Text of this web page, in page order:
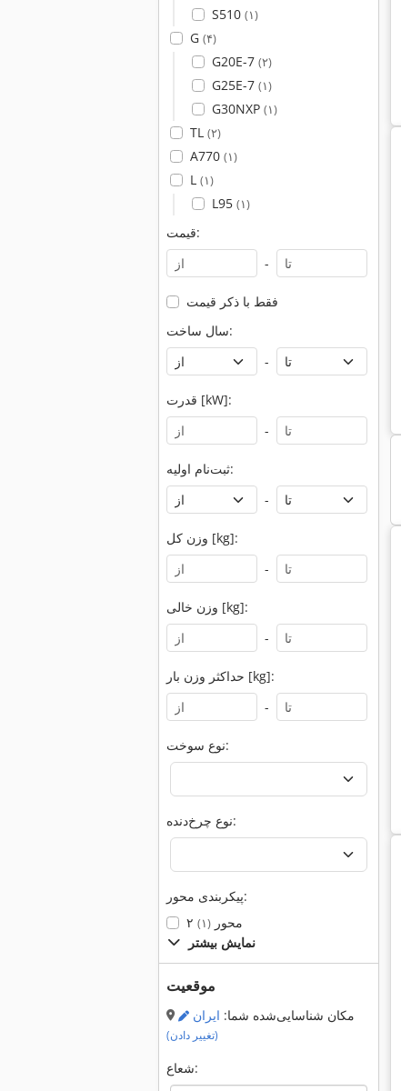
S510 (۱)
G (۴)
G20E-7 (۲)
G25E-7 (۱)
G30NXP (۱)
TL (۲)
A770 (۱)
L (۱)
L95 (۱)
قیمت:
-
فقط با ذکر قیمت
سال ساخت:
-
قدرت [kW]:
-
ثبت‌نام اولیه:
-
وزن کل [kg]:
-
وزن خالی [kg]:
-
حداکثر وزن بار [kg]:
-
نوع سوخت:
نوع چرخ‌دنده:
پیکربندی محور:
۲ محور(۱)
نمایش بیشتر
موقعیت
مکان شناسایی‌شده شما: ایران
(تغییر دادن)
شعاع:
دیدم خیلی دست دست پان دست پانچ